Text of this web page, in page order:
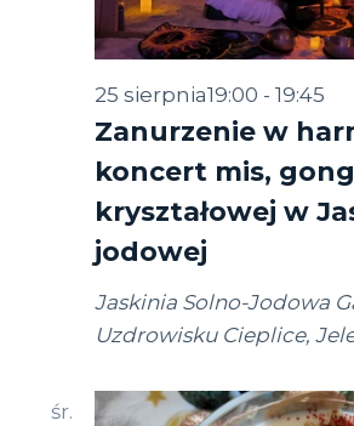
Zanurzenie w
koncert mis,
kryształowej w
jodowej
25 sierpnia19:00 - 19:45
Jaskinia Solno-Jodowa
Uzdrowisku Cieplice,
śr.